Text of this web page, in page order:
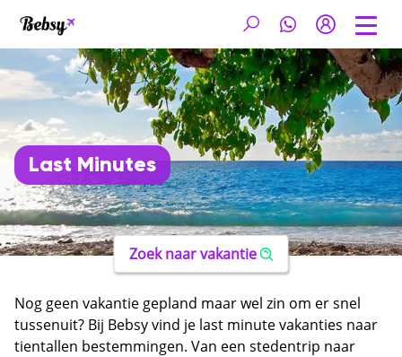
Last Minutes
Zoek naar vakantie
Nog geen vakantie gepland maar wel zin om er snel
tussenuit? Bij Bebsy vind je last minute vakanties naar
tientallen bestemmingen. Van een stedentrip naar